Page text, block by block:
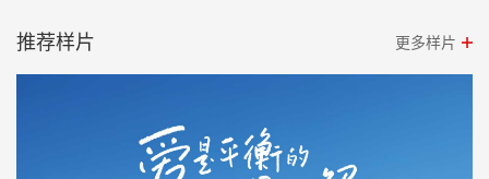
推荐样片 更多样片